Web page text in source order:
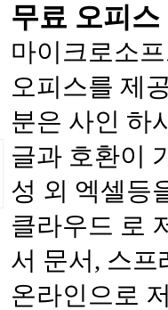
무료 오피
마이크로소
오피스를 제
분은 사인 하
글과 호환이
성 외 엑셀등
클라우드 로
서 문서, 스
온라인으로